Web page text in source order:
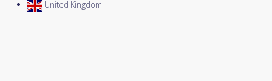
United Kingdom